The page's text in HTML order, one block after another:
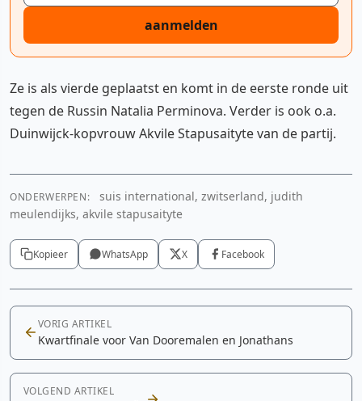
aanmelden
Ze is als vierde geplaatst en komt in de eerste ronde uit
tegen de Russin Natalia Perminova. Verder is ook o.a.
Duinwijck-kopvrouw Akvile Stapusaityte van de partij.
ONDERWERPEN:
suis international, zwitserland, judith
meulendijks, akvile stapusaityte
Kopieer WhatsApp X Facebook
VORIG ARTIKEL
Kwartfinale voor Van Dooremalen en Jonathans
VOLGEND ARTIKEL